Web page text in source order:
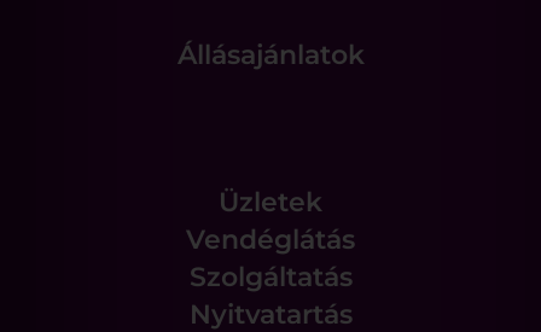
Állásajánlatok
Üzletek
Vendéglátás
Szolgáltatás
Nyitvatartás